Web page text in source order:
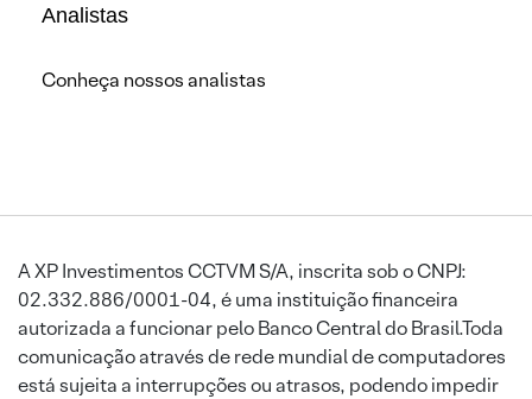
Analistas
Conheça nossos analistas
A XP Investimentos CCTVM S/A, inscrita sob o CNPJ:
02.332.886/0001-04, é uma instituição financeira
autorizada a funcionar pelo Banco Central do Brasil.Toda
comunicação através de rede mundial de computadores
está sujeita a interrupções ou atrasos, podendo impedir